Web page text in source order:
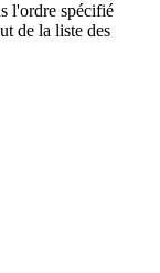
l'ordre spécifié
de la liste des